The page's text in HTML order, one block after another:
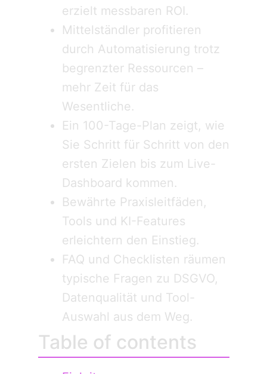
erzielt messbaren ROI.
Mittelständler profitieren
durch Automatisierung trotz
begrenzter Ressourcen –
mehr Zeit für das
Wesentliche.
Ein 100-Tage-Plan zeigt, wie
Sie Schritt für Schritt von den
ersten Zielen bis zum Live-
Dashboard kommen.
Bewährte Praxisleitfäden,
Tools und KI-Features
erleichtern den Einstieg.
FAQ und Checklisten räumen
typische Fragen zu DSGVO,
Datenqualität und Tool-
Auswahl aus dem Weg.
Table of contents